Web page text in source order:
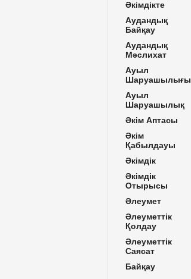
Әкімдікте
Аудандық
Байқау
Аудандық
Мәслихат
Ауыл
Шаруашылығы
Ауыл
Шаруашылық
Әкім Аптасы
Әкім
Қабылдауы
Әкімдік
Әкімдік
Отырысы
Әлеумет
Әлеуметтік
Қолдау
Әлеуметтік
Саясат
Байқау